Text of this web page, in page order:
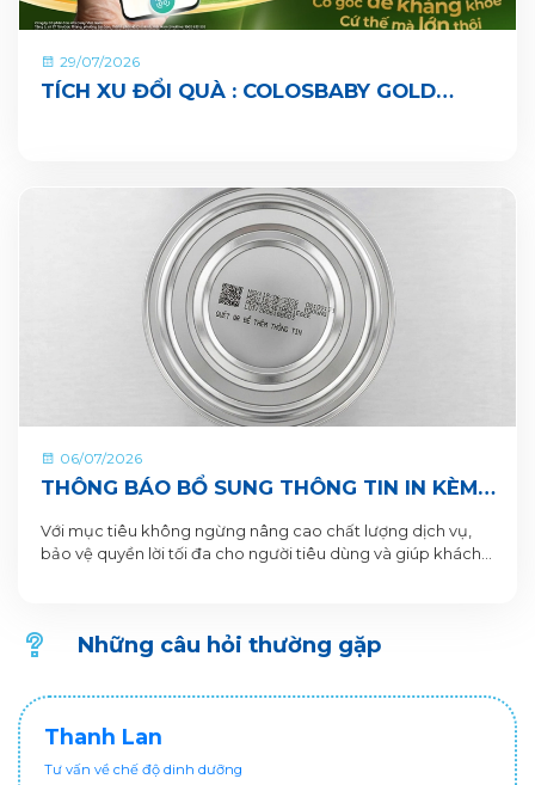
29/07/2026
TÍCH XU ĐỔI QUÀ : COLOSBABY GOLD
06/07/2026
THÔNG BÁO BỔ SUNG THÔNG TIN IN KÈM
PHẨM
Với mục tiêu không ngừng nâng cao chất lượng dịch vụ,
bảo vệ quyền lời tối đa cho người tiêu dùng và giúp khách
Những câu hỏi thường gặp
Thanh Lan
Tư vấn về chế độ dinh dưỡng